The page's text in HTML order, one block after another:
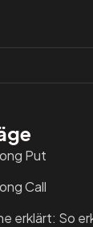
Put
Call
erklärt: So